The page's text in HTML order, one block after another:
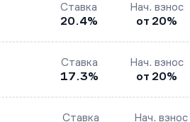
Ставка
20.4%
Нач. взнос
от 20%
Ставка
17.3%
Нач. взнос
от 20%
Ставка
Нач. взнос